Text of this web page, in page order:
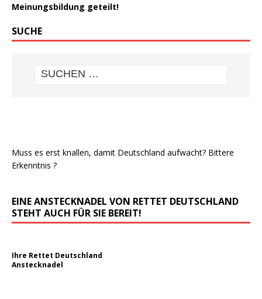
Meinungsbildung geteilt!
SUCHE
Muss es erst knallen, damit Deutschland aufwacht? Bittere
Erkenntnis ?
EINE ANSTECKNADEL VON RETTET DEUTSCHLAND
STEHT AUCH FÜR SIE BEREIT!
Ihre Rettet Deutschland
Anstecknadel